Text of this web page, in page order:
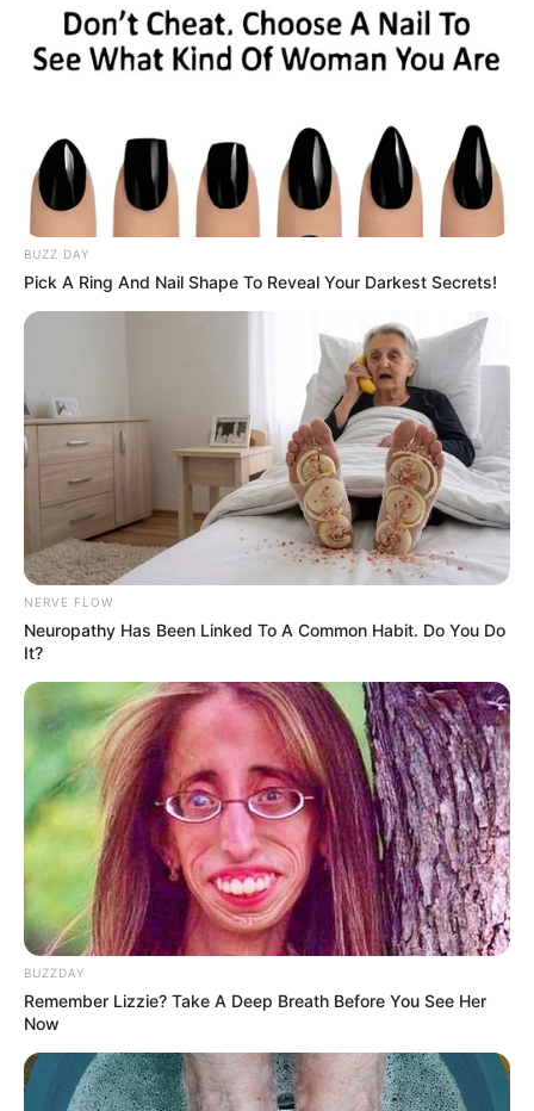
BUZZ DAY
Pick A Ring And Nail Shape To Reveal Your Darkest Secrets!
NERVE FLOW
Neuropathy Has Been Linked To A Common Habit. Do You Do
It?
BUZZDAY
Remember Lizzie? Take A Deep Breath Before You See Her
Now